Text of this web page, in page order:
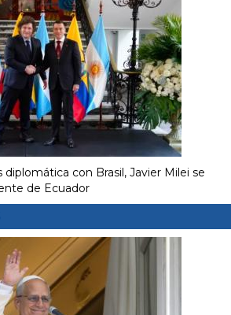
diplomática con Brasil, Javier Milei se
de Ecuador